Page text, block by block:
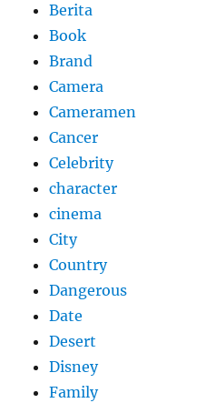
Berita
Book
Brand
Camera
Cameramen
Cancer
Celebrity
character
cinema
City
Country
Dangerous
Date
Desert
Disney
Family